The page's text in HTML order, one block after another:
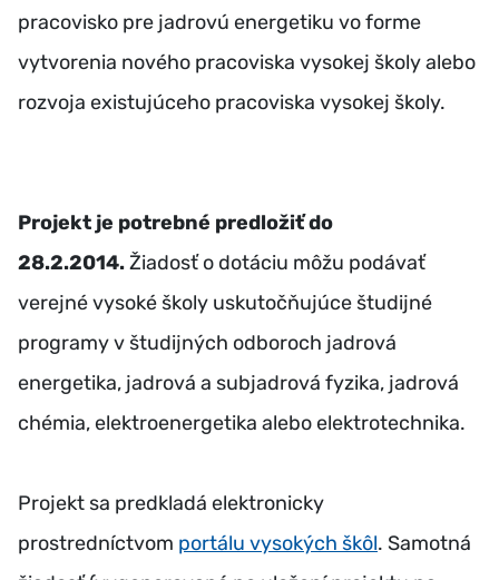
pracovisko pre jadrovú energetiku vo forme
vytvorenia nového pracoviska vysokej školy alebo
rozvoja existujúceho pracoviska vysokej školy.
Projekt je potrebné predložiť do
28.2.2014.Žiadosť o dotáciu môžu podávať
verejné vysoké školy uskutočňujúce študijné
programy v študijných odboroch jadrová
energetika, jadrová a subjadrová fyzika, jadrová
chémia, elektroenergetika alebo elektrotechnika.
Projekt sa predkladá elektronicky
prostredníctvom portálu vysokých škôl. Samotná